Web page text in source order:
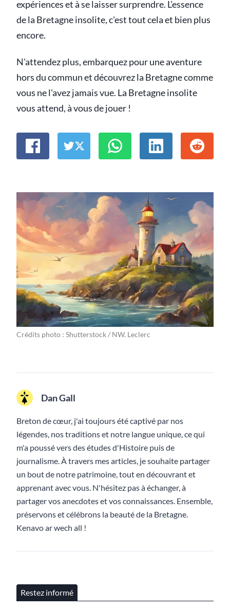
expériences et à se laisser surprendre. L'essence
de la Bretagne insolite, c'est tout cela et bien plus
encore.
N'attendez plus, embarquez pour une aventure
hors du commun et découvrez la Bretagne comme
vous ne l'avez jamais vue. La Bretagne insolite
vous attend, à vous de jouer !
Crédits photo : Shutterstock / NW. Leclerc
Dan Gall
Breton de cœur, j'ai toujours été captivé par nos
légendes, nos traditions et notre langue unique, ce qui
m'a poussé vers des études d'Histoire puis de
journalisme. À travers mes articles, je souhaite partager
un bout de notre patrimoine, tout en découvrant et
apprenant avec vous. N'hésitez pas à échanger, à
partager vos anecdotes et vos connaissances. Ensemble,
préservons et célébrons la beauté de la Bretagne.
Kenavo ar wech all !
Restez informé